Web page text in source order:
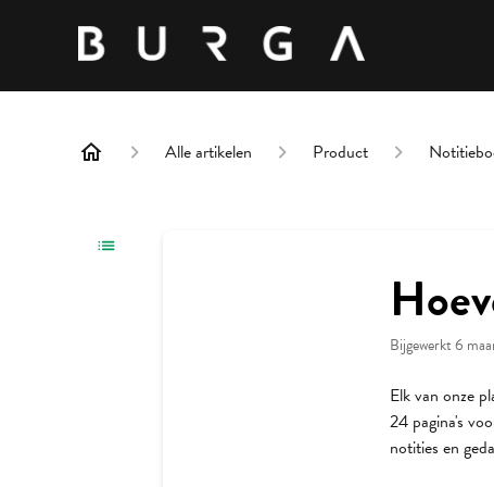
Alle artikelen Product
Bijgewerkt6
Elk van onze
24 pagina's
notities en